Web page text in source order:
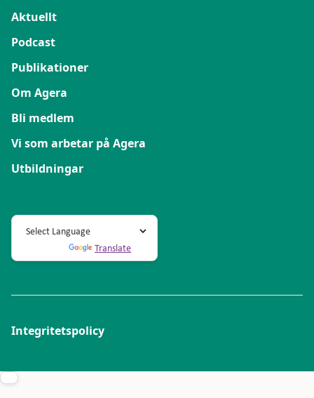
Aktuellt
Podcast
Publikationer
Om Agera
Bli medlem
Vi som arbetar på Agera
Utbildningar
Translate
Integritetspolicy